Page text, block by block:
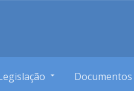
Documentos